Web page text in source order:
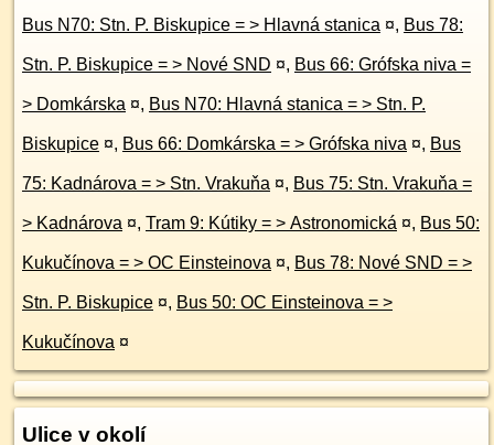
Bus N70: Stn. P. Biskupice = > Hlavná stanica ¤, Bus 78:
Stn. P. Biskupice = > Nové SND ¤, Bus 66: Grófska niva =
> Domkárska ¤, Bus N70: Hlavná stanica = > Stn. P.
Biskupice ¤, Bus 66: Domkárska = > Grófska niva ¤, Bus
75: Kadnárova = > Stn. Vrakuňa ¤, Bus 75: Stn. Vrakuňa =
> Kadnárova ¤, Tram 9: Kútiky = > Astronomická ¤, Bus 50:
Kukučínova = > OC Einsteinova ¤, Bus 78: Nové SND = >
Stn. P. Biskupice ¤, Bus 50: OC Einsteinova = >
Kukučínova ¤
Ulice v okolí